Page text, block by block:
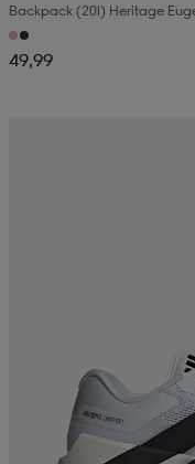
Backpack (20l) Heritage
49,99